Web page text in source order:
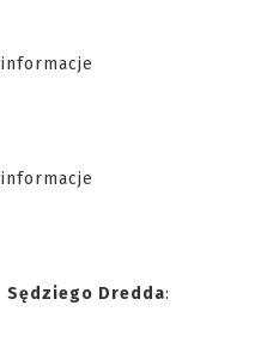
Sędziego Dredda: